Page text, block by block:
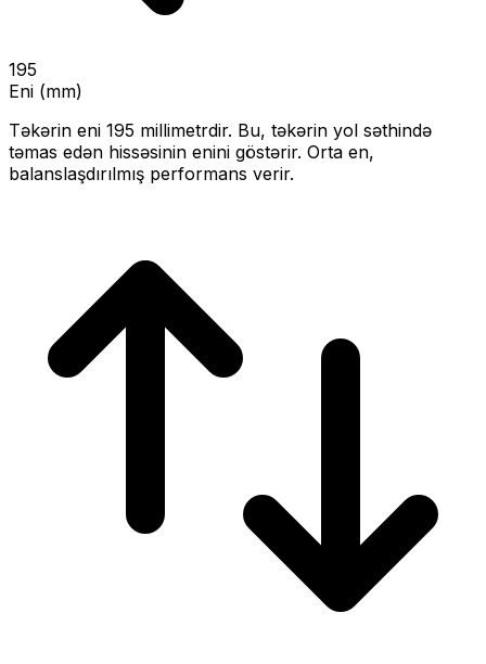
195
Eni (mm)
Təkərin eni 195 millimetrdir. Bu, təkərin yol səthində
təmas edən hissəsinin enini göstərir. Orta en,
balanslaşdırılmış performans verir.